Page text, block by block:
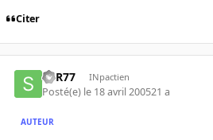
Citer
SoR77 INpactien
Posté(e) le 18 avril 200521 a
AUTEUR